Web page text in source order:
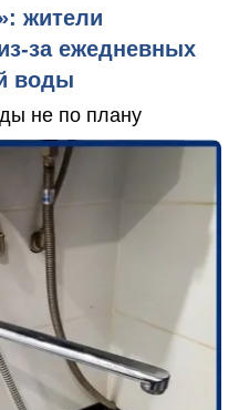
жители
ежедневных
воды
не по плану